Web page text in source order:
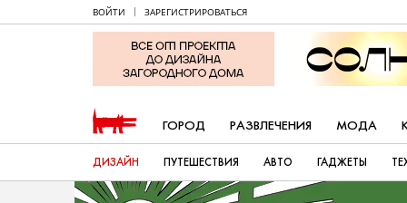
ВОЙТИ ЗАРЕГИСТРИРОВАТЬСЯ
ГОРОД РАЗВЛЕЧЕНИЯ МОДА
ДИЗАЙН ПУТЕШЕСТВИЯ АВТО ГАДЖЕТЫ